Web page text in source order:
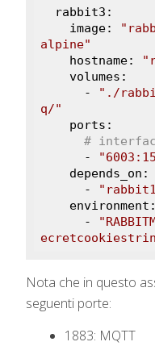
    image:
alpine"
    hostname:
      -
"./
q/"
#
      -
      -
      -
Nota che in questo
seguenti porte:
1883: MQTT